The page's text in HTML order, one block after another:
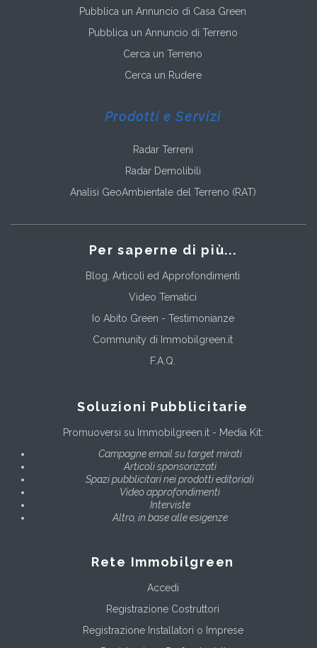
Pubblica un Annuncio di Casa Green
Pubblica un Annuncio di Terreno
Cerca un Terreno
Cerca un Rudere
Prodotti e Servizi
Radar Terreni
Radar Demolibili
Analisi GeoAmbientale del Terreno (RAT)
Per saperne di più...
Blog, Articoli ed Approfondimenti
Video Tematici
Io Abito Green - Testimonianze
Community di Immobilgreen.it
F.A.Q.
Soluzioni Pubblicitarie
Promuoversi su Immobilgreen.it - Media Kit:
Campagne email su target mirati
Articoli sponsorizzati
Spazi pubblicitari nei prodotti editoriali
Video approfondimenti
Interviste
Altro, in base alle esigenze
Rete Immobilgreen
Accedi
Registrazione Costruttori
Registrazione Installatori o Imprese